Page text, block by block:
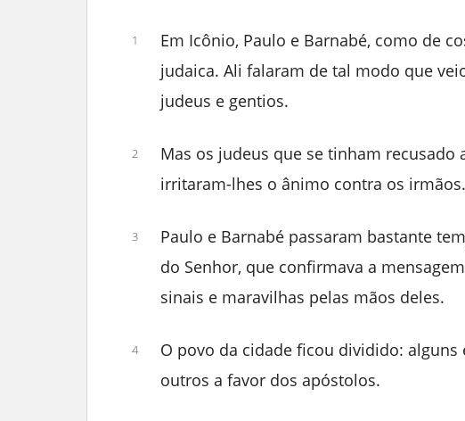
1
Em Icônio, Paulo e Barnabé, como de
judaica. Ali falaram de tal modo que
judeus e gentios.
2
Mas os judeus que se tinham recusado
irritaram-lhes o ânimo contra os irmãos.
3
Paulo e Barnabé passaram bastante
do Senhor, que confirmava a
sinais e maravilhas pelas mãos deles.
4
O povo da cidade ficou dividido: alguns
outros a favor dos apóstolos.